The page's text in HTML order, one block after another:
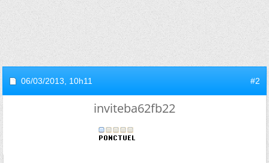
06/03/2013, 10h11 #2
inviteba62fb22